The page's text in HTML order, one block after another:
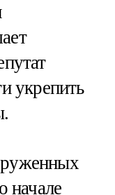
укрепить
начале